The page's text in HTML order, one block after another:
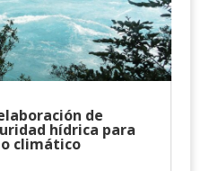
de
hídrica para
climático